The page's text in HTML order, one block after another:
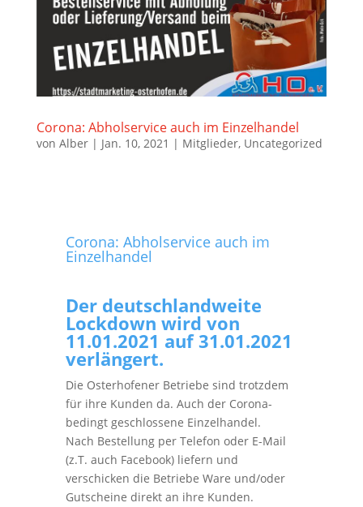
Corona: Abholservice auch im Einzelhandel
von Alber| Jan. 10, 2021 | Mitglieder, Uncategorized
Corona: Abholservice auch im
Einzelhandel
Der deutschlandweite
Lockdown wird von
11.01.2021 auf 31.01.2021
verlängert.
Die Osterhofener Betriebe sind trotzdem
für ihre Kunden da. Auch der Corona-
bedingt geschlossene Einzelhandel.
Nach Bestellung per Telefon oder E-Mail
(z.T. auch Facebook) liefern und
verschicken die Betriebe Ware und/oder
Gutscheine direkt an ihre Kunden.